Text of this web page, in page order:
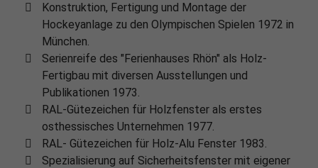
Konstruktion, Fertigung und Montage der
Hockeyanlage zu den Olympischen Spielen 1972 in
München.
Serienreife des "Ferienhauses Rhön" als Holz-
Fertigbau mit diversen Ausstellungen und
Publikationen 1973.
RAL-Gütezeichen für Holzfenster als erstes
osthessisches Unternehmen 1977.
RAL- Gütezeichen für Holz-Alu Fenster 1983.
Spezialisierung auf Sicherheitsfenster mit eigener